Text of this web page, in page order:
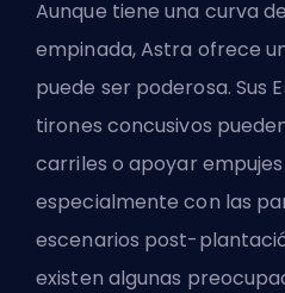
Aunque tiene una curva
empinada, Astra ofrece
puede ser poderosa. Sus
tirones concusivos
carriles o apoyar
especialmente con las
escenarios post-
existen algunas